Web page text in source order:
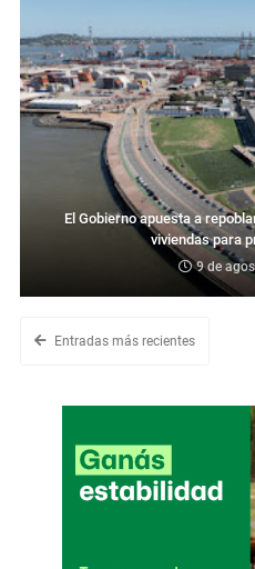
El Gobierno apuesta a
viviendas para
9 de
Entradas más recientes